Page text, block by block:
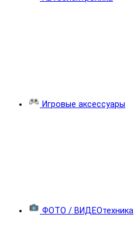
Игровые аксессуары
ФОТО / ВИДЕОтехника